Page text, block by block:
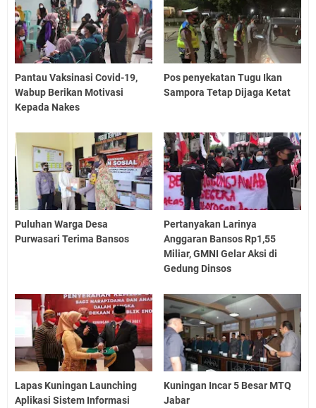
Pantau Vaksinasi Covid-19,
Wabup Berikan Motivasi
Kepada Nakes
Pos penyekatan Tugu Ikan
Sampora Tetap Dijaga Ketat
Puluhan Warga Desa
Purwasari Terima Bansos
Pertanyakan Larinya
Anggaran Bansos Rp1,55
Miliar, GMNI Gelar Aksi di
Gedung Dinsos
Lapas Kuningan Launching
Aplikasi Sistem Informasi
Kuningan Incar 5 Besar MTQ
Jabar